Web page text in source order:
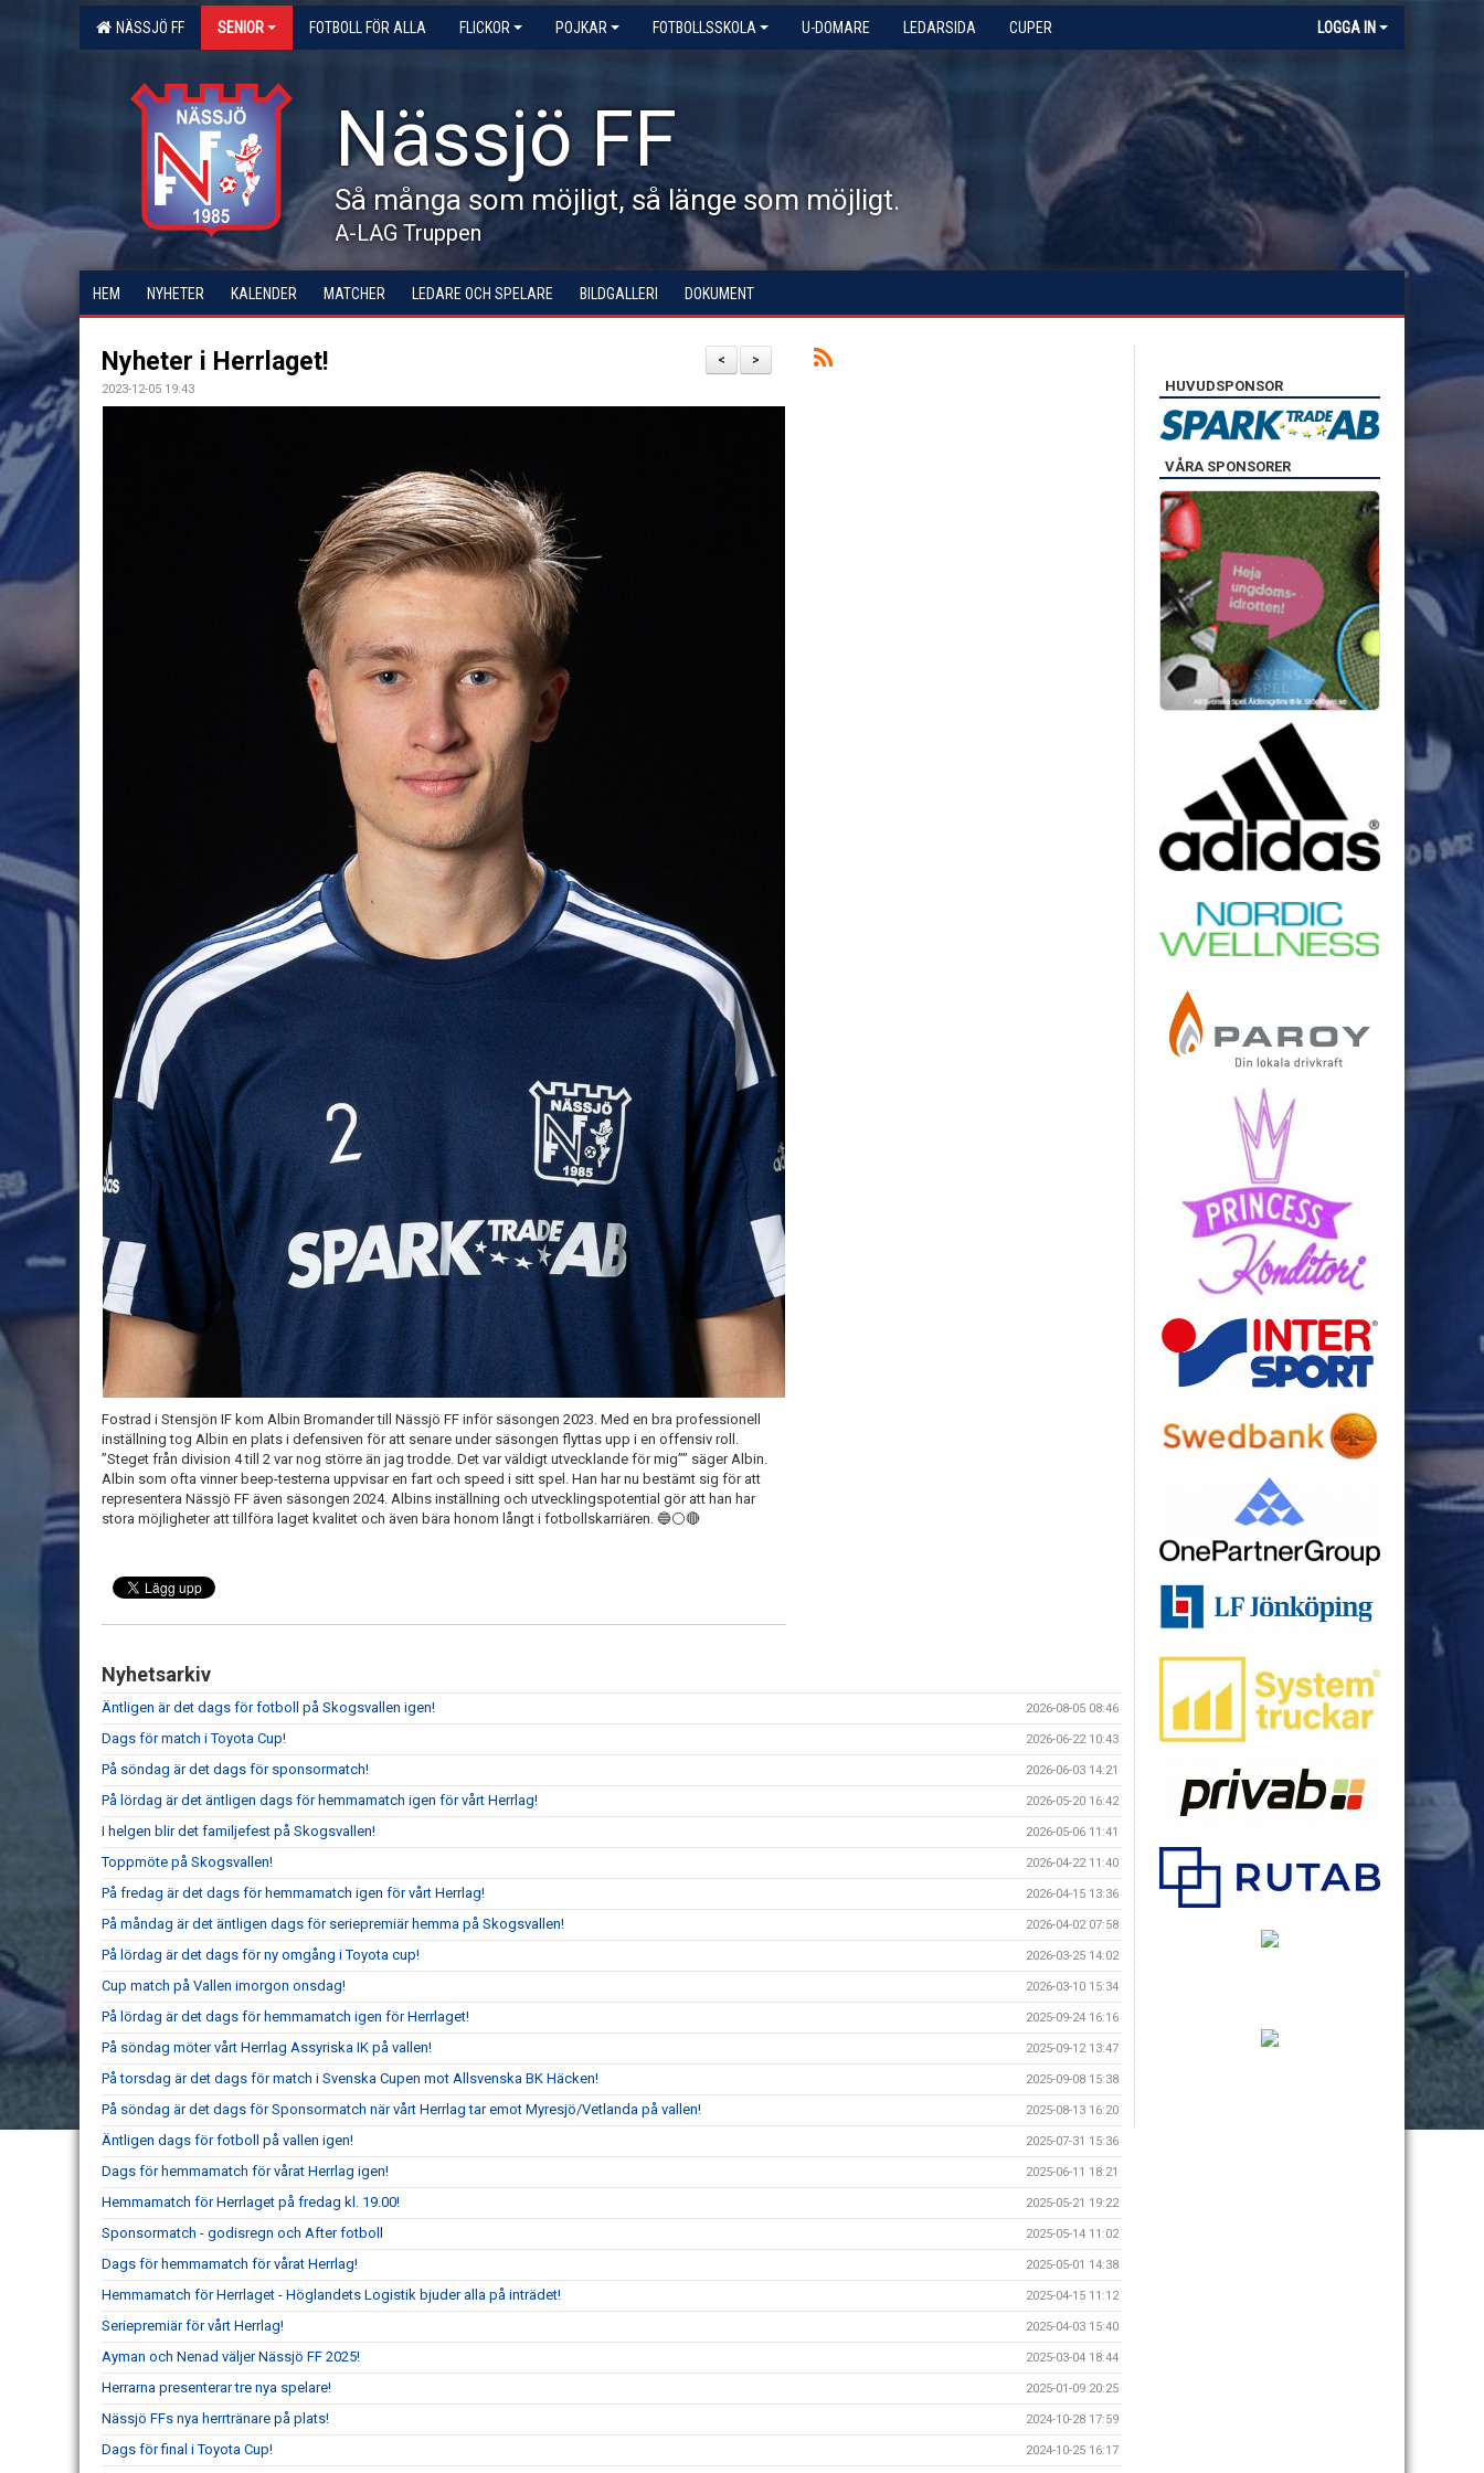
NÄSSJÖ FF SENIOR FOTBOLL FÖR ALLA FLICKOR POJKAR FOTBOLLSSKOLA U-DOMARE LEDARSIDA CUPER LOGGA IN
Nässjö FF
Så många som möjligt, så länge som möjligt.
A-LAG Truppen
HEM NYHETER KALENDER MATCHER LEDARE OCH SPELARE BILDGALLERI DOKUMENT
>
<
Nyheter i Herrlaget!
2023-12-05 19:43
Fostrad i Stensjön IF kom Albin Bromander till Nässjö FF inför säsongen 2023. Med en bra professionell
inställning tog Albin en plats i defensiven för att senare under säsongen flyttas upp i en offensiv roll.
”Steget från division 4 till 2 var nog större än jag trodde. Det var väldigt utvecklande för mig”” säger Albin.
Albin som ofta vinner beep-testerna uppvisar en fart och speed i sitt spel. Han har nu bestämt sig för att
representera Nässjö FF även säsongen 2024. Albins inställning och utvecklingspotential gör att han har
stora möjligheter att tillföra laget kvalitet och även bära honom långt i fotbollskarriären. 🔵⚪️🔴
Nyhetsarkiv
Äntligen är det dags för fotboll på Skogsvallen igen! 2026-08-05 08:46
Dags för match i Toyota Cup! 2026-06-22 10:43
På söndag är det dags för sponsormatch! 2026-06-03 14:21
På lördag är det äntligen dags för hemmamatch igen för vårt Herrlag! 2026-05-20 16:42
I helgen blir det familjefest på Skogsvallen! 2026-05-06 11:41
Toppmöte på Skogsvallen! 2026-04-22 11:40
På fredag är det dags för hemmamatch igen för vårt Herrlag! 2026-04-15 13:36
På måndag är det äntligen dags för seriepremiär hemma på Skogsvallen! 2026-04-02 07:58
På lördag är det dags för ny omgång i Toyota cup! 2026-03-25 14:02
Cup match på Vallen imorgon onsdag! 2026-03-10 15:34
På lördag är det dags för hemmamatch igen för Herrlaget! 2025-09-24 16:16
På söndag möter vårt Herrlag Assyriska IK på vallen! 2025-09-12 13:47
På torsdag är det dags för match i Svenska Cupen mot Allsvenska BK Häcken! 2025-09-08 15:38
På söndag är det dags för Sponsormatch när vårt Herrlag tar emot Myresjö/Vetlanda på vallen! 2025-08-13 16:20
Äntligen dags för fotboll på vallen igen! 2025-07-31 15:36
Dags för hemmamatch för vårat Herrlag igen! 2025-06-11 18:21
Hemmamatch för Herrlaget på fredag kl. 19.00! 2025-05-21 19:22
Sponsormatch - godisregn och After fotboll 2025-05-14 11:02
Dags för hemmamatch för vårat Herrlag! 2025-05-01 14:38
Hemmamatch för Herrlaget - Höglandets Logistik bjuder alla på inträdet! 2025-04-15 11:12
Seriepremiär för vårt Herrlag! 2025-04-03 15:40
Ayman och Nenad väljer Nässjö FF 2025! 2025-03-04 18:44
Herrarna presenterar tre nya spelare! 2025-01-09 20:25
Nässjö FFs nya herrtränare på plats! 2024-10-28 17:59
Dags för final i Toyota Cup! 2024-10-25 16:17
HUVUDSPONSOR
VÅRA SPONSORER